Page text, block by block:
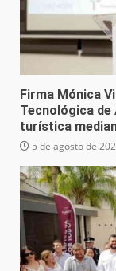
Firma Mónica
Tecnológica
turística
5 de agosto de